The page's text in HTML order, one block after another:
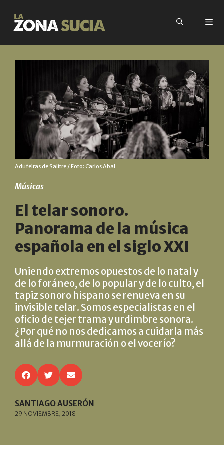
Adufeiras de Salitre / Foto: Carlos Abal
Músicas
El telar sonoro.
Panorama de la música
española en el siglo XXI
Uniendo extremos opuestos de lo natal y
de lo foráneo, de lo popular y de lo culto, el
tapiz sonoro hispano se renueva en su
invisible telar. Somos especialistas en el
oficio de tejer trama y urdimbre sonora.
¿Por qué no nos dedicamos a cuidarla más
allá de la murmuración o el vocerío?
SANTIAGO AUSERÓN
29 NOVIEMBRE, 2018